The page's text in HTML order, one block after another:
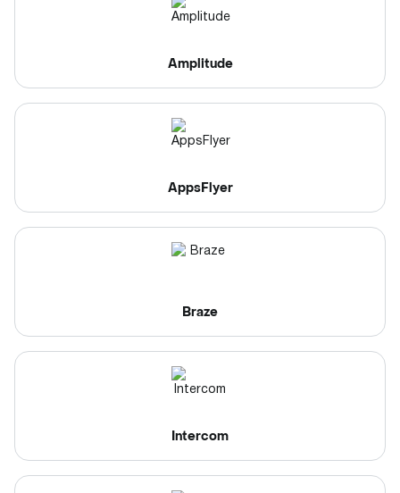
Amplitude
AppsFlyer
Braze
Intercom